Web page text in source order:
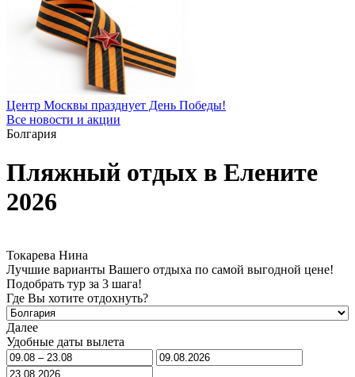
Центр Москвы празднует День Победы!
Все новости и акции
Болгария
Пляжный отдых в Елените
2026
Токарева Нина
Лучшие варианты Вашего отдыха по самой выгодной цене!
Подобрать тур за 3 шага!
Где Вы хотите отдохнуть?
Далее
Удобные даты вылета